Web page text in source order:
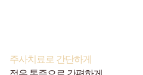
주사치료로 간단하게